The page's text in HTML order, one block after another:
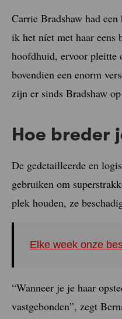
Carrie Bradshaw had
ik het níet met haar eens
hoofdhuid, ervoor pleitte
bovendien een enorm
zijn er sinds Bradshaw
Hoe breder
De gedetailleerde en
gebruiken om
plek houden, ze
Elke week onze
“Wanneer je je haar
vastgebonden”, zegt